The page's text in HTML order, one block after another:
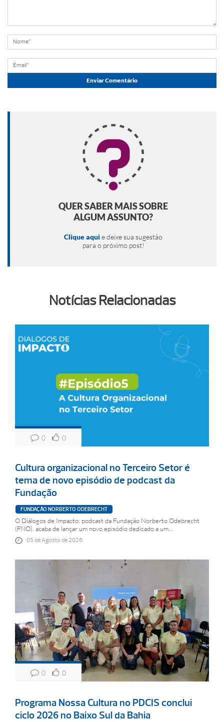
QUER SABER MAIS SOBRE
ALGUM ASSUNTO?
Clique aquie deixe sua sugestão
para o próximo post!
Notícias Relacionadas
0 0
Cultura organizacional no Terceiro Setor é
tema de novo episódio de podcast da
Fundação
FUNDAÇÃO NORBERTO ODEBRECHT
O Diálogos de Impacto, podcast da Fundação Norberto Odebrecht
(FNO), acaba de lançar um novo episódio dedicado a um...
05 de Agosto de 2026
0 0
Programa Nossa Cultura no PDCIS conclui
ciclo 2026 no Baixo Sul da Bahia